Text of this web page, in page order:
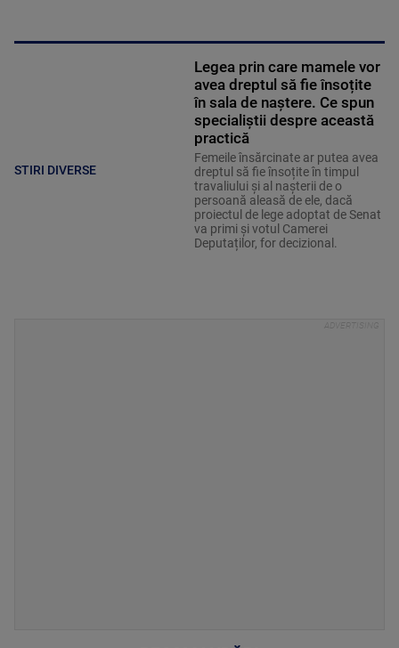
STIRI DIVERSE
Legea prin care mamele vor
avea dreptul să fie însoțite
în sala de naștere. Ce spun
specialiștii despre această
practică
Femeile însărcinate ar putea avea
dreptul să fie însoțite în timpul
travaliului și al nașterii de o
persoană aleasă de ele, dacă
proiectul de lege adoptat de Senat
va primi și votul Camerei
Deputaților, for decizional.